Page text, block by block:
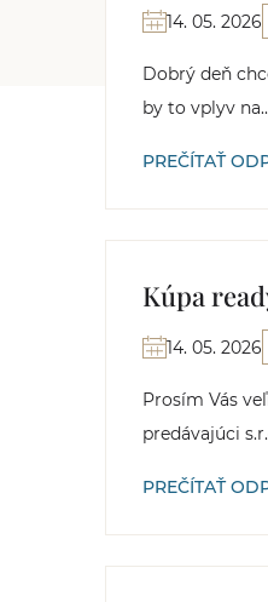
14. 05. 2026
Dobrý deň
by to vplyv
PREČÍTAŤ
Kúpa
14. 05. 2026
Prosím Vás
predávajúci
PREČÍTAŤ